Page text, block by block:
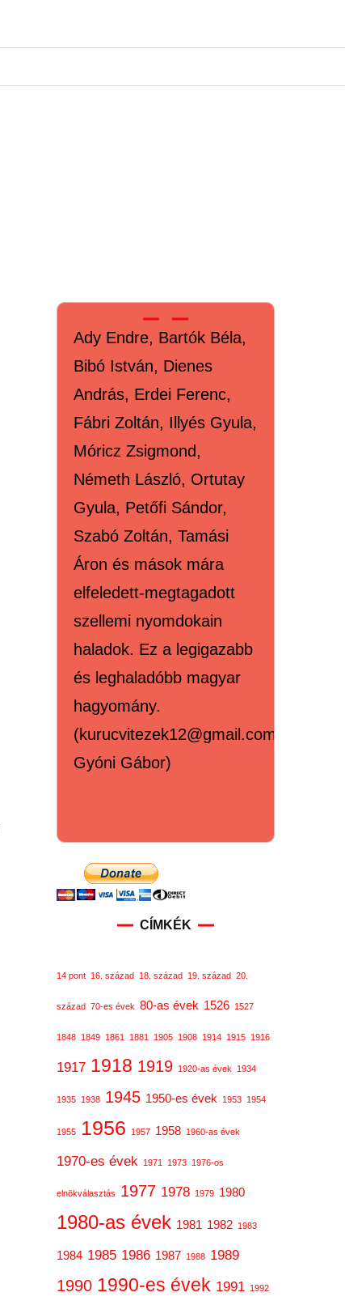
Ady Endre, Bartók Béla,
Bibó István, Dienes
András, Erdei Ferenc,
Fábri Zoltán, Illyés Gyula,
Móricz Zsigmond,
Németh László, Ortutay
Gyula, Petőfi Sándor,
Szabó Zoltán, Tamási
Áron és mások mára
elfeledett-megtagadott
szellemi nyomdokain
haladok. Ez a legigazabb
és leghaladóbb magyar
hagyomány.
(kurucvitezek12@gmail.com,
Gyóni Gábor)
CÍMKÉK
14 pont 16. század 18. század 19. század 20.
század 70-es évek 80-as évek 1526 1527
1848 1849 1861 1881 1905 1908 1914 1915 1916
1917 1918 1919 1920-as évek 1934
1935 1938 1945 1950-es évek 1953 1954
1955 1956 1957 1958 1960-as évek
1970-es évek 1971 1973 1976-os
elnökválasztás 1977 1978 1979 1980
1980-as évek 1981 1982 1983
1984 1985 1986 1987 1988 1989
1990 1990-es évek 1991 1992